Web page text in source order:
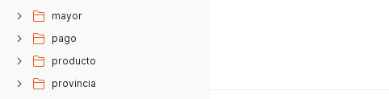
mayor
pago
producto
provincia